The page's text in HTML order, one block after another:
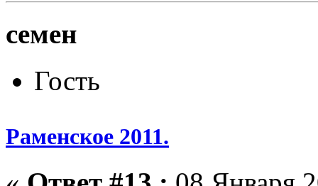
семен
Гость
Раменское 2011.